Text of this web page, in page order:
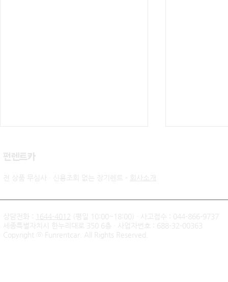
신불자 기아 쏘렌토 하이브리
드 무심사 장기렌트 출고후기
팰리세이드
​펀렌트카
전 상품 무심사 · 신용조회 없는 장기렌트 - 회사소개
상담전화 : 1644-4012
(평일 10:00~18:00) · 사고접수 : 044-866-9737
세종특별자치시 한누리대로 350 6층 · 사업자번호 : 688-32-00363
Copyright ⓒ Funrentcar. All Rights Reserved.